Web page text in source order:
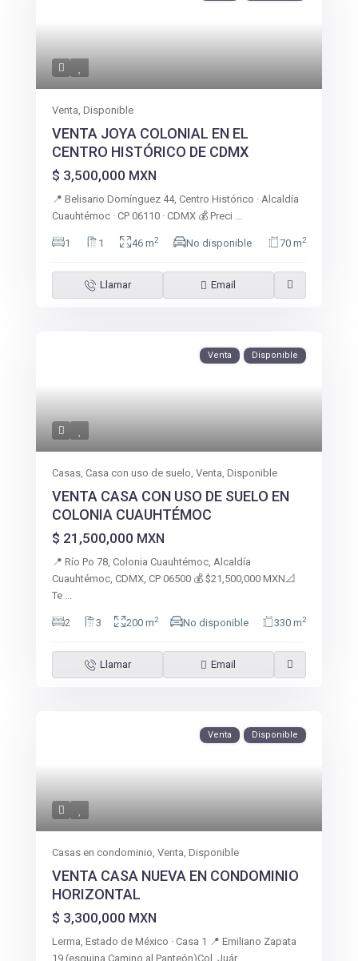
Venta,Disponible
VENTA JOYA COLONIAL EN EL
CENTRO HISTÓRICO DE CDMX
$ 3,500,000 MXN
📍 Belisario Domínguez 44, Centro Histórico · Alcaldía
Cuauhtémoc · CP 06110 · CDMX 💰 Preci ...
1 1 46 m2 No disponible 70 m2
Llamar Email
Venta Disponible
Casas,Casa con uso de suelo,Venta,Disponible
VENTA CASA CON USO DE SUELO EN
COLONIA CUAUHTÉMOC
$ 21,500,000 MXN
📍 Río Po 78, Colonia Cuauhtémoc, Alcaldía
Cuauhtémoc, CDMX, CP 06500 💰 $21,500,000 MXN📐
Te ...
2 3 200 m2 No disponible 330 m2
Llamar Email
Venta Disponible
Casas en condominio,Venta,Disponible
VENTA CASA NUEVA EN CONDOMINIO
HORIZONTAL
$ 3,300,000 MXN
Lerma, Estado de México · Casa 1 📍 Emiliano Zapata
19 (esquina Camino al Panteón)Col. Juár ...